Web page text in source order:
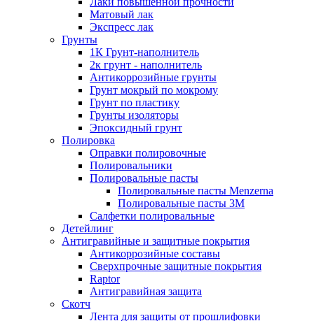
Матовый лак
Экспресс лак
Грунты
1К Грунт-наполнитель
2к грунт - наполнитель
Антикоррозийные грунты
Грунт мокрый по мокрому
Грунт по пластику
Грунты изоляторы
Эпоксидный грунт
Полировка
Оправки полировочные
Полировальники
Полировальные пасты
Полировальные пасты Menzerna
Полировальные пасты 3M
Салфетки полировальные
Детейлинг
Антигравийные и защитные покрытия
Антикоррозийные составы
Сверхпрочные защитные покрытия
Raptor
Антигравийная защита
Скотч
Лента для защиты от прошлифовки